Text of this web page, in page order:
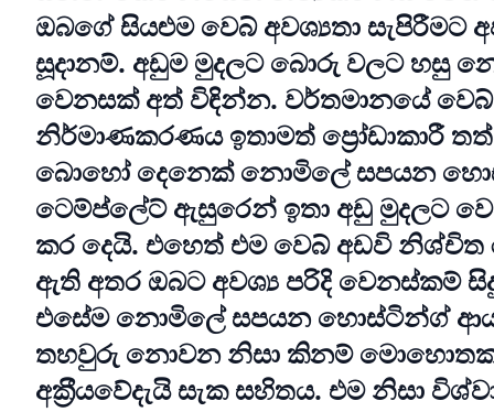
ඔබගේ සියළුම වෙබ් අවශ්‍යතා සැපිරීමට
සූදානම්. අඩුම මුදලට බොරු වලට හසු
වෙනසක් අත් විඳින්න. වර්තමානයේ
නිර්මාණකරණය ඉතාමත් ප්‍රෝඩාකාරී
බොහෝ දෙනෙක් නොමිලේ සපයන
ටෙම්ප්ලේට් ඇසුරෙන් ඉතා අඩු මුදලට
කර දෙයි. එහෙත් එම වෙබ් අඩවි
ඇති අතර ඔබට අවශ්‍ය පරිදි වෙනස්කම්
එසේම නොමිලේ සපයන හොස්ටින්ග්
තහවුරු නොවන නිසා කිනම් මොහොතක
අක‍්‍රීයවේදැයි සැක සහිතය. එම නිසා